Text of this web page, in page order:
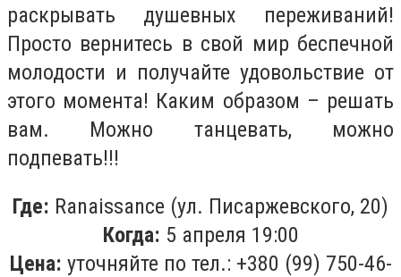
раскрывать душевных переживаний!
Просто вернитесь в свой мир беспечной
молодости и получайте удовольствие от
этого момента! Каким образом – решать
вам. Можно танцевать, можно
подпевать!!!
Где: Ranaissance (ул. Писаржевского, 20)
Когда: 5 апреля 19:00
Цена: уточняйте по тел.: +380 (99) 750-46-